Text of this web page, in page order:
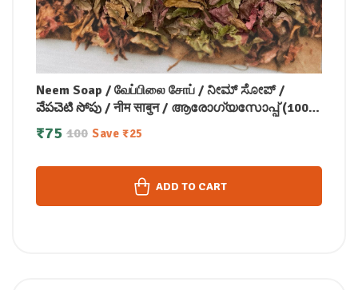
Neem Soap / வேப்பிலை சோப் / ನೀಮ್ ಸೋಪ್ /
వేపచెటి సోపు / नीम साबुन / ആരോഗ്യസോപ്പ് (100
GM) 100
₹75 Save ₹25
ADD TO CART